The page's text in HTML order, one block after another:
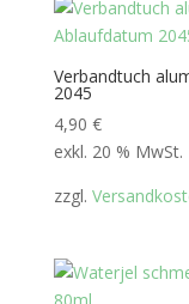
Verbandtuch
2045
4,90 €
exkl. 20 % MwSt.
zzgl.